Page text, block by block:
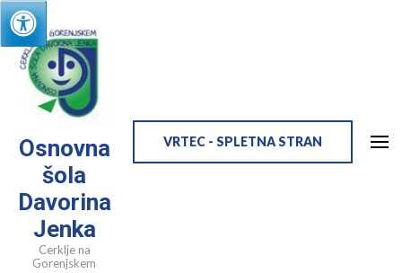
Skip
to
content
(Press
Enter)
Osnovna
šola
Davorina
Jenka
Cerklje na
Gorenjskem
VRTEC - SPLETNA STRAN